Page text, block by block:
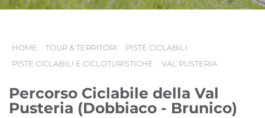
L'ALTO ADIGE & NOI
HOME TOUR & TERRITORI
PISTE CICLABILI
PISTE CICLABILI E CICLOTURISTICHE
VAL PUSTERIA
Percorso Ciclabile della Val
Pusteria (Dobbiaco - Brunico)